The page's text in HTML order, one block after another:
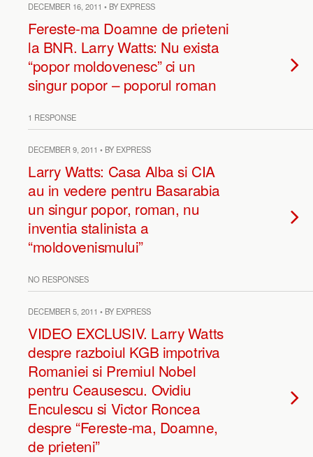
DECEMBER 16, 2011 • BY EXPRESS
Fereste-ma Doamne de prieteni
la BNR. Larry Watts: Nu exista
“popor moldovenesc” ci un
singur popor – poporul roman
1 RESPONSE
DECEMBER 9, 2011 • BY EXPRESS
Larry Watts: Casa Alba si CIA
au in vedere pentru Basarabia
un singur popor, roman, nu
inventia stalinista a
“moldovenismului”
NO RESPONSES
DECEMBER 5, 2011 • BY EXPRESS
VIDEO EXCLUSIV. Larry Watts
despre razboiul KGB impotriva
Romaniei si Premiul Nobel
pentru Ceausescu. Ovidiu
Enculescu si Victor Roncea
despre “Fereste-ma, Doamne,
de prieteni”